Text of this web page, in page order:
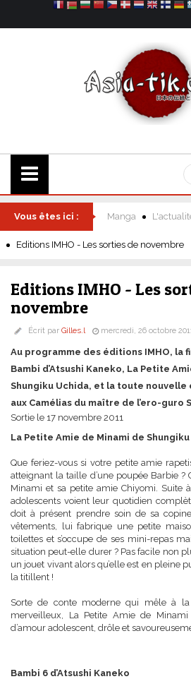
Vous êtes ici : Manga
Editions IMHO - Les sorties de novembre
Editions IMHO - Les
novembre
Écrit par Gilles.l mercredi, 26 octobre
Au programme des éditions IMHO, la
Bambi d’Atsushi Kaneko, La Petite
Shungiku Uchida, et la toute nouvelle
aux Camélias du maître de l’ero-guro
Sortie le 17 novembre 2011
La Petite Amie de Minami de
Que feriez-vous si votre petite amie
atteignant la taille d’une poupée Barbie ?
Minami et sa petite amie Chiyomi. Suite
adolescents voient leur quotidien
doit à présent prendre soin de sa
vêtements, lui fabrique une petite
toilettes et s’occupe de ses mini-repas
situation peut-elle durer ? Pas facile non
un jouet vivant alors qu’elle est en pleine
la titillent !
Sorte de conte moderne qui mêle à
merveilleux, La Petite Amie de
d’amour adolescent, drôle et
Bambi 6 d’Atsushi Kaneko